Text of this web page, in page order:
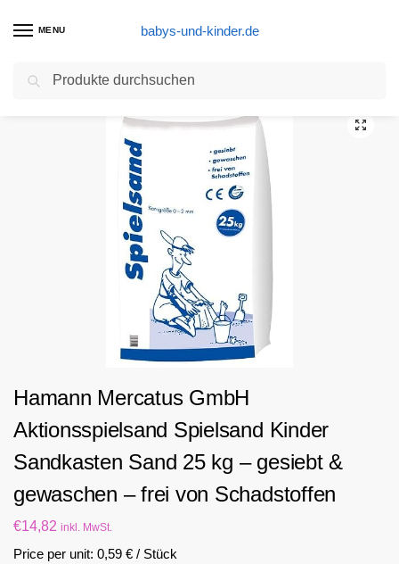
MENU babys-und-kinder.de
Start Greifspielzeug Greiflinge Produkte
Hamann Mercatus GmbH
Aktionsspielsand Spielsand Kinder
Sandkasten Sand 25 kg – gesiebt &
gewaschen – frei von Schadstoffen
€14,82 inkl. MwSt.
Price per unit: 0,59 € / Stück